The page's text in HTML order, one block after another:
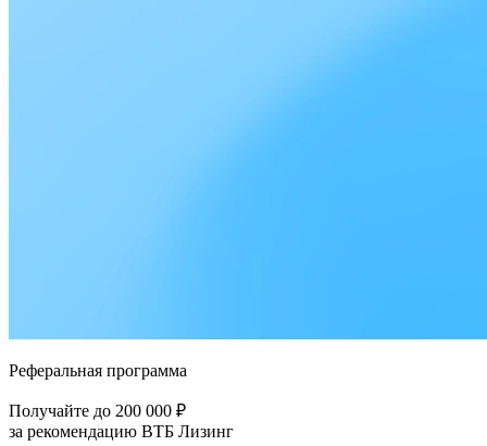
Реферальная программа
Получайте до 200 000 ₽
за рекомендацию ВТБ Лизинг